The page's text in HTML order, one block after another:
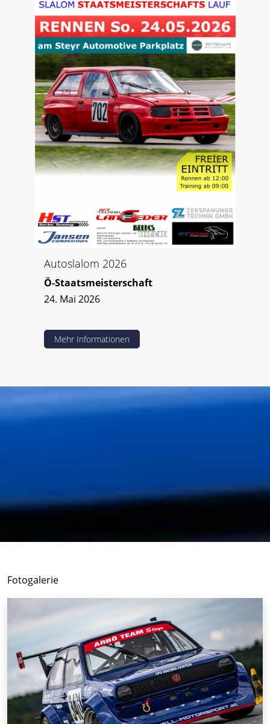
Autoslalom 2026
Ö-Staatsmeisterschaft
24. Mai 2026
Mehr Informationen
Fotogalerie